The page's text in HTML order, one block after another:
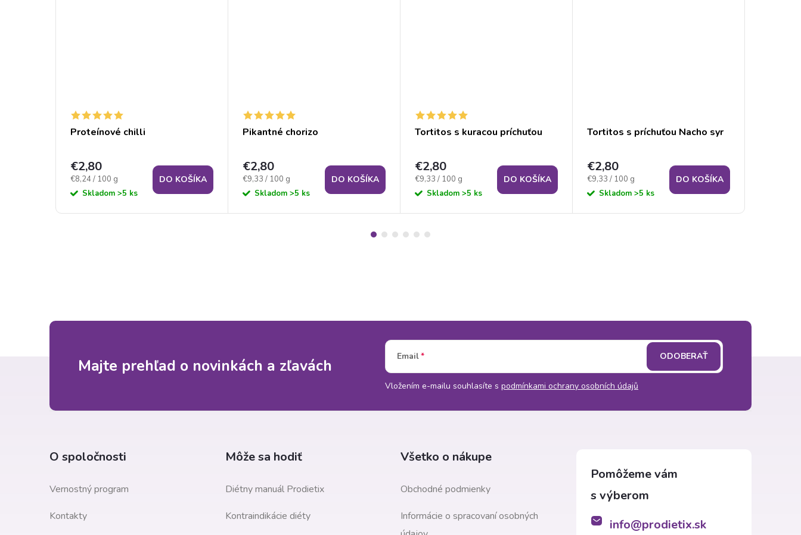
Proteínové chilli
€2,80
Jednotková
cena:
€8,24 / 100 g
Skladom >5 ks
DO KOŠÍKA
Pikantné chorizo
€2,80
Jednotková
cena:
€9,33 / 100 g
Skladom >5 ks
DO KOŠÍKA
Tortitos s kuracou príchuťou
€2,80
Jednotková
cena:
€9,33 / 100 g
Skladom >5 ks
DO KOŠÍKA
Tortitos s príchuťou Nacho syr
€2,80
Jednotková
cena:
€9,33 / 100 g
Skladom >5 ks
DO KOŠÍKA
Majte prehľad o novinkách a zľavách Email
Vložením e-mailu souhlasíte s podmínkami ochrany osobních údajů
ODOBERAŤ
O spoločnosti
Vernostný program
Kontakty
Môže sa hodiť
Diétny manuál Prodietix
Kontraindikácie diéty
Všetko o nákupe
Obchodné podmienky
Informácie o spracovaní osobných
info@prodietix.sk